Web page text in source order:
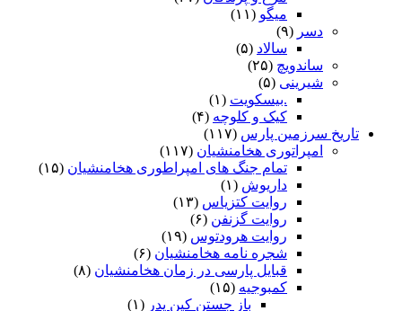
میگو (۱۱)
دسر (۹)
سالاد (۵)
ساندویچ (۲۵)
شیرینی (۵)
.بیسکویت (۱)
کیک و کلوچه (۴)
تاریخ سرزمین پارس (۱۱۷)
امپراتوری هخامنشیان (۱۱۷)
تمام جنگ های امپراطوری هخامنشیان (۱۵)
داریوش (۱)
روایت کتزیاس (۱۳)
روایت گزنفن (۶)
روایت هرودتوس (۱۹)
شجره نامه هخامنشیان (۶)
قبایل پارسی در زمان هخامنشیان (۸)
کمبوجیه (۱۵)
باز جستن کین پدر (۱)